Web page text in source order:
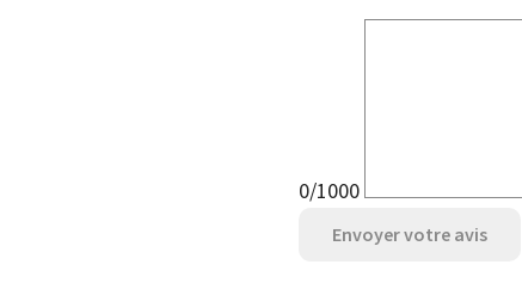
0/1000
Envoyer votre avis